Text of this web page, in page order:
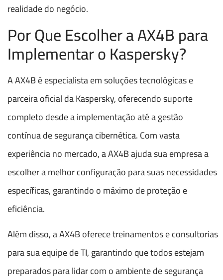
realidade do negócio.
Por Que Escolher a AX4B para
Implementar o Kaspersky?
A AX4B é especialista em soluções tecnológicas e
parceira oficial da Kaspersky, oferecendo suporte
completo desde a implementação até a gestão
contínua de segurança cibernética. Com vasta
experiência no mercado, a AX4B ajuda sua empresa a
escolher a melhor configuração para suas necessidades
específicas, garantindo o máximo de proteção e
eficiência.
Além disso, a AX4B oferece treinamentos e consultorias
para sua equipe de TI, garantindo que todos estejam
preparados para lidar com o ambiente de segurança